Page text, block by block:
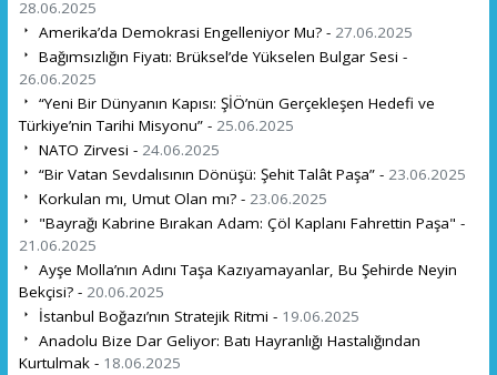
28.06.2025
Amerika’da Demokrasi Engelleniyor Mu? - 27.06.2025
Bağımsızlığın Fiyatı: Brüksel’de Yükselen Bulgar Sesi -
26.06.2025
“Yeni Bir Dünyanın Kapısı: ŞİÖ’nün Gerçekleşen Hedefi ve
Türkiye’nin Tarihi Misyonu” - 25.06.2025
NATO Zirvesi - 24.06.2025
“Bir Vatan Sevdalısının Dönüşü: Şehit Talât Paşa” - 23.06.2025
Korkulan mı, Umut Olan mı? - 23.06.2025
"Bayrağı Kabrine Bırakan Adam: Çöl Kaplanı Fahrettin Paşa" -
21.06.2025
Ayşe Molla’nın Adını Taşa Kazıyamayanlar, Bu Şehirde Neyin
Bekçisi? - 20.06.2025
İstanbul Boğazı’nın Stratejik Ritmi - 19.06.2025
Anadolu Bize Dar Geliyor: Batı Hayranlığı Hastalığından
Kurtulmak - 18.06.2025